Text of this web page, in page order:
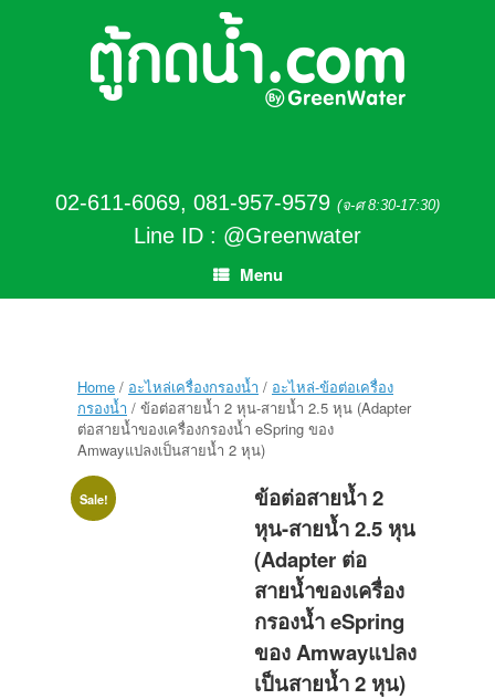
02-611-6069, 081-957-9579 (จ-ศ 8:30-17:30)
Line ID : @Greenwater
Menu
Home / อะไหล่เครื่องกรองน้ำ / อะไหล่-ข้อต่อเครื่อง
กรองน้ำ / ข้อต่อสายน้ำ 2 หุน-สายน้ำ 2.5 หุน (Adapter
ต่อสายน้ำของเครื่องกรองน้ำ eSpring ของ
Amwayแปลงเป็นสายน้ำ 2 หุน)
Sale!
ข้อต่อสายน้ำ 2
หุน-สายน้ำ 2.5 หุน
(Adapter ต่อ
สายน้ำของเครื่อง
กรองน้ำ eSpring
ของ Amwayแปลง
เป็นสายน้ำ 2 หุน)